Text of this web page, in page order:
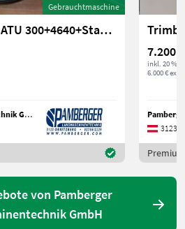
Gebrauchtmaschine
Sonstige JohnDeere ATU 300+4640+Starfire 6000
Pamberger Landmaschinentechnik GmbH
7.200 €
inkl. 20 %
6.000 € exkl.
3123
von Pamberger
GmbH